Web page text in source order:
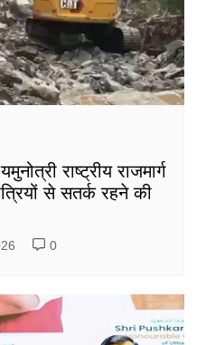
राष्ट्रीय राजमार्ग
से सतर्क रहने की
0